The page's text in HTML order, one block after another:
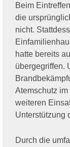
Beim
die
nicht.
hatte bereits
übergegriffen.
Atemschutz
weiteren
Unterstützung
Durch die